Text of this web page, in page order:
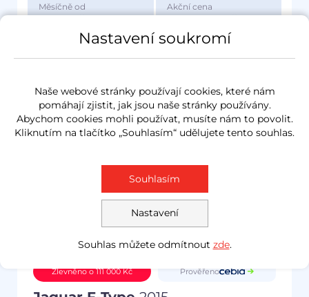
Měsíčně od
3 417 Kč
Akční cena
1 149 000 Kč
Zlevněno o 111 000 Kč Prověřeno
Nastavení soukromí
Naše webové stránky používají cookies, které nám
pomáhají zjistit, jak jsou naše stránky používány.
Abychom cookies mohli používat, musíte nám to povolit.
Kliknutím na tlačítko „Souhlasím“ udělujete tento souhlas.
Nastavení
Souhlasím
Souhlas můžete odmítnout zde.